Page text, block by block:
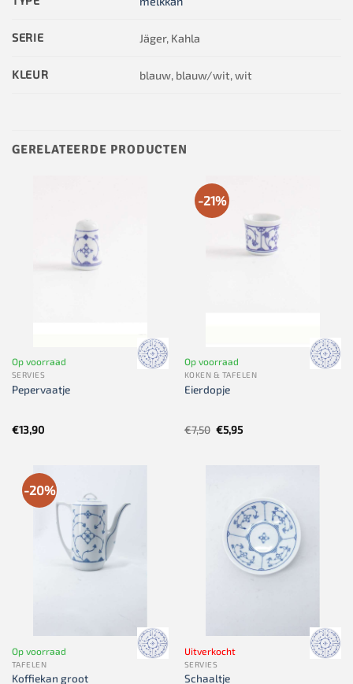
SERIE Jäger, Kahla
KLEUR blauw, blauw/wit, wit
GERELATEERDE PRODUCTEN
Op voorraad
SERVIES
Pepervaatje
€13,90
-21%
Op voorraad
KOKEN & TAFELEN
Eierdopje
€7,50 Oorspronkelijke
prijs
€5,95Huidige
-20%
Op voorraad
TAFELEN
Koffiekan groot
Uitverkocht
SERVIES
Schaaltje